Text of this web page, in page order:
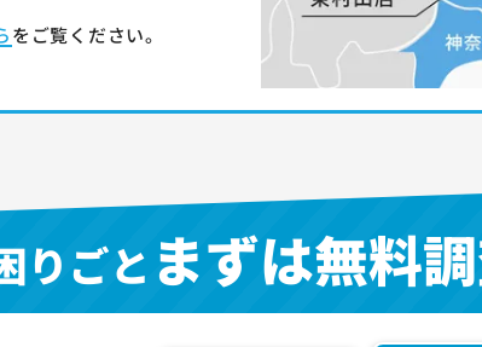
をご覧ください。
りごと まずは無料